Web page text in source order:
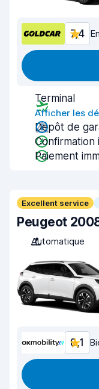
7,4
Terminal
Afficher les
Dépôt de
Confirmation
Paiement
Excellent service
Peugeot
Automatique
8,1